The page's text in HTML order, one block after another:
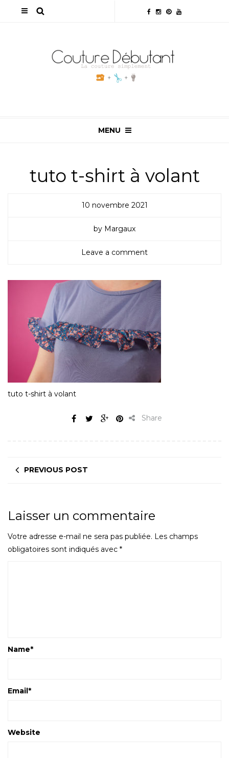
MENU
tuto t-shirt à volant
10 novembre 2021
by Margaux
Leave a comment
tuto t-shirt à volant
Share
PREVIOUS POST
Laisser un commentaire
Votre adresse e-mail ne sera pas publiée. Les champs
obligatoires sont indiqués avec *
Name*
Email*
Website